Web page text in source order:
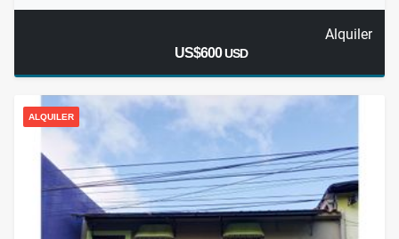
Alquiler
US$600USD
ALQUILER